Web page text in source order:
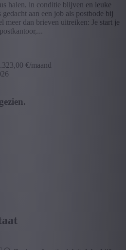
halen, in conditie blijven en leuke
gedacht aan een job als postbode bij
meer dan brieven uitreiken: Je start je
€/maand